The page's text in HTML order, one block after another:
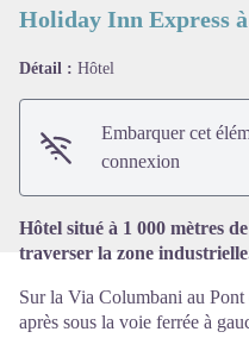
Holiday Inn Express
Détail : Hôtel
Embarquer cet
connexion
Hôtel situé à 1 000 mètres
traverser la zone
Sur la Via Columbani au
après sous la voie ferrée à